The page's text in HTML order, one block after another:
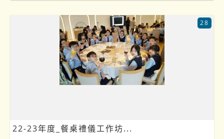
22-23年度_餐桌禮儀工作坊...
28